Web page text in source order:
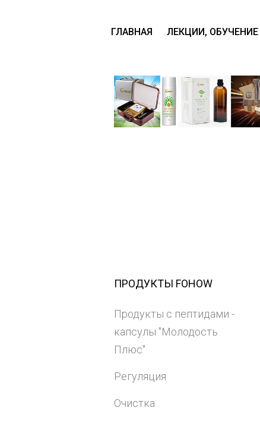
ГЛАВНАЯ ЛЕКЦИИ, ОБУЧЕНИЕ
ПРОДУКТЫ FOHOW
Продукты с пептидами -
капсулы "Молодость
Плюс"
Регуляция
Очистка